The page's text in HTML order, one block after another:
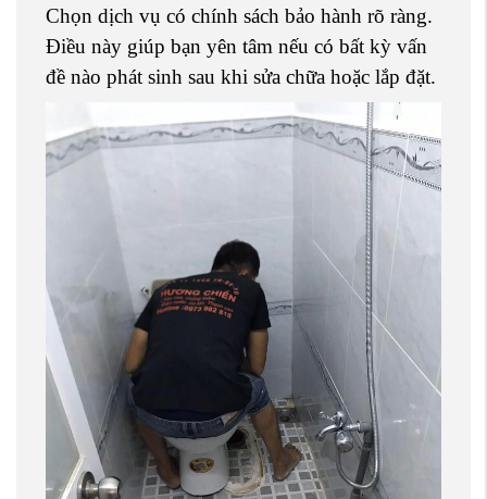
Chọn dịch vụ có chính sách bảo hành rõ ràng.
Điều này giúp bạn yên tâm nếu có bất kỳ vấn
đề nào phát sinh sau khi sửa chữa hoặc lắp đặt.